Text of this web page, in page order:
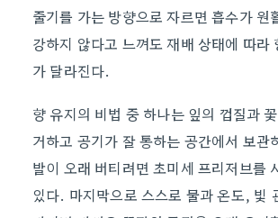
줄기를 가는 방향으로 자르면 흡수가 원
강하지 않다고 느껴도 재배 상태에 따라
가 달라진다.
향 유지의 비법 중 하나는 잎의 껍질과
거하고 공기가 잘 통하는 공간에서 보관
발이 오래 버티려면 초미세 프리저브를
있다. 마지막으로 스스로 물과 온도, 빛